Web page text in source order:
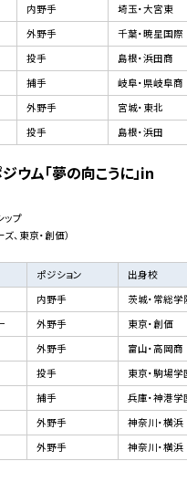
内野手
埼玉・大宮東
外野手 千葉・暁星国際
投手
島根・浜田商
捕手
岐阜・県岐阜商
外野手
宮城・東北
投手 島根・浜田
ウム「夢の向こうに」in
ップ
、東京・創価）
ポジション 出身校
内野手
茨城・常総学
外野手
東京・創価
外野手 富山・高岡商
投手
東京・駒場学
捕手
兵庫・神港学
外野手
神奈川・横浜
外野手 神奈川・横浜